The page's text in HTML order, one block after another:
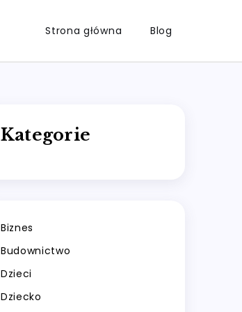
Strona główna Blog
Kategorie
Biznes
Budownictwo
Dzieci
Dziecko